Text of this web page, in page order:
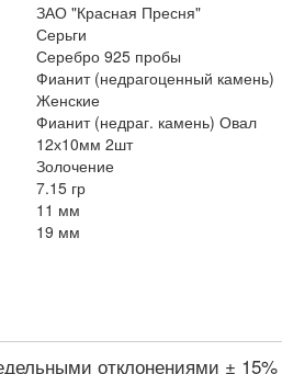
ЗАО "Красная Пресня"
Серьги
Серебро 925 пробы
Фианит (недрагоценный камень)
Женские
Фианит (недраг. камень) Овал
12х10мм 2шт
Золочение
7.15 гр
11 мм
19 мм
отклонениями ± 15%